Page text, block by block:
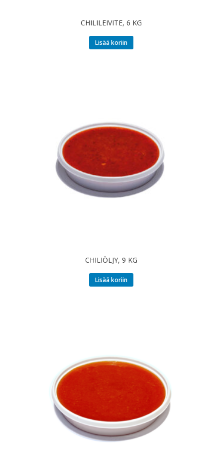
CHILILEIVITE, 6 KG
Lisää koriin
CHILIÖLJY, 9 KG
Lisää koriin